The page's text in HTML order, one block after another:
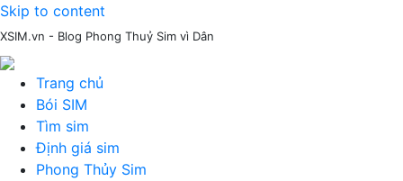
Skip to content
XSIM.vn - Blog Phong Thuỷ Sim vì Dân
Trang chủ
Bói SIM
Tìm sim
Định giá sim
Phong Thủy Sim